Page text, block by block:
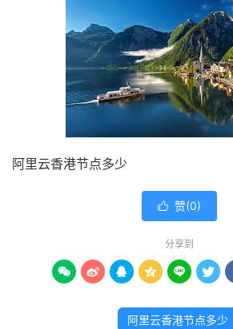
阿里云香港节点多少
 赞(0)
分享到
     
阿里云香港节点多少